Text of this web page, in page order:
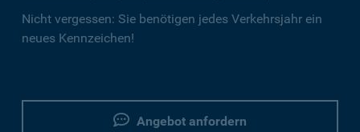
Nicht vergessen: Sie benötigen jedes Verkehrsjahr ein
neues Kennzeichen!
Angebot anfordern